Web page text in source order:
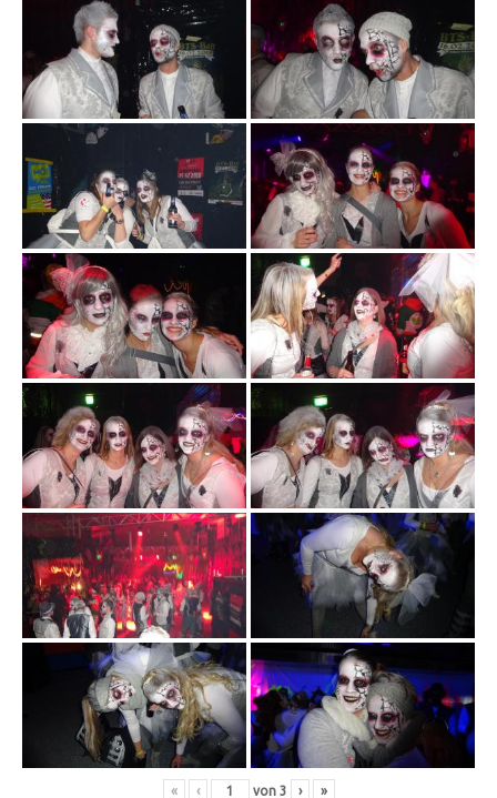
« ‹ von 3 › »